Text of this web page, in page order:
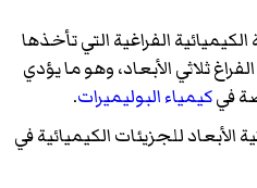
الكيميائية الفراغية التي تأخذها
ثلاثي الأبعاد، وهو ما يؤدي
فيكيمياء البوليميرات.
الأبعاد للجزيئات الكيميائية في